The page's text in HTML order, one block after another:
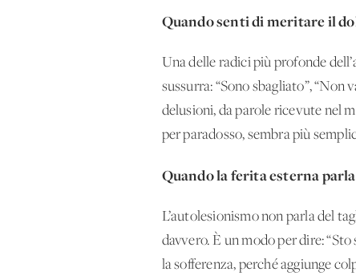
Quando senti di meritare il
Una delle radici più profonde
sussurra: “Sono sbagliato”, “Non
delusioni, da parole ricevute nel
per paradosso, sembra più
Quando la ferita esterna
L’autolesionismo non parla del
davvero. È un modo per dire:
la sofferenza, perché aggiunge